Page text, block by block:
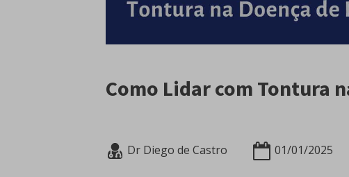
Como Lidar com Tontura
Dr Diego de Castro 01/01/2025